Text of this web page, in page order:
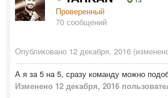
Проверенный
70 сообщений
Опубликовано 12 декабря, 2016
А я за 5 на 5, сразу команду можно
Изменено 12 декабря, 2016